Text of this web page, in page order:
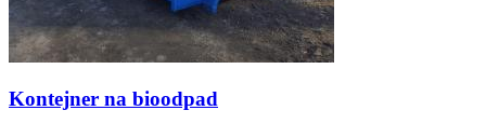
Kontejner na bioodpad